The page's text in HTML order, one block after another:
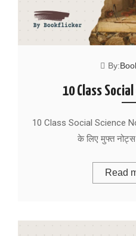
By:
10 Class
10 Class Social Science
के लिए मुफ्त
Read